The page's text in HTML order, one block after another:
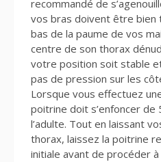
recommandé de
vos bras doivent être bien
bas de la paume de vos
centre de son thorax
votre position soit stable
pas de pression sur les
Lorsque vous effectuez
poitrine doit s’enfoncer de
l’adulte. Tout en laissant
thorax, laissez la poitrine
initiale avant de procéder à